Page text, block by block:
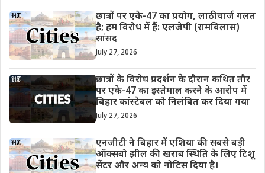
छात्रों पर एके-47 का प्रयोग, लाठीचार्ज गलत
है; हम विरोध में हैं: एलजेपी (रामबिलास)
सांसद
July 27, 2026
छात्रों के विरोध प्रदर्शन के दौरान कथित तौर
पर एके-47 का इस्तेमाल करने के आरोप में
बिहार कांस्टेबल को निलंबित कर दिया गया
July 27, 2026
एनजीटी ने बिहार में एशिया की सबसे बड़ी
ऑक्सबो झील की खराब स्थिति के लिए टिशू
सेंटर और अन्य को नोटिस दिया है।